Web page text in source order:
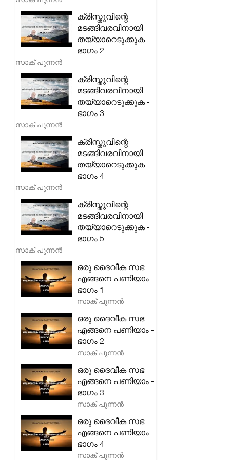
ക്രിസ്തുവിന്റെ
മടങ്ങിവരവിനായി
തയ്യാറെടുക്കുക -
ഭാഗം 2
സാക് പുന്നൻ
ക്രിസ്തുവിന്റെ
മടങ്ങിവരവിനായി
തയ്യാറെടുക്കുക -
ഭാഗം 3
സാക് പുന്നൻ
ക്രിസ്തുവിന്റെ
മടങ്ങിവരവിനായി
തയ്യാറെടുക്കുക -
ഭാഗം 4
സാക് പുന്നൻ
ക്രിസ്തുവിന്റെ
മടങ്ങിവരവിനായി
തയ്യാറെടുക്കുക -
ഭാഗം 5
സാക് പുന്നൻ
ഒരു ദൈവീക സഭ
എങ്ങനെ പണിയാം -
ഭാഗം 1
സാക് പുന്നൻ
ഒരു ദൈവീക സഭ
എങ്ങനെ പണിയാം -
ഭാഗം 2
സാക് പുന്നൻ
ഒരു ദൈവീക സഭ
എങ്ങനെ പണിയാം -
ഭാഗം 3
സാക് പുന്നൻ
ഒരു ദൈവീക സഭ
എങ്ങനെ പണിയാം -
ഭാഗം 4
സാക് പുന്നൻ